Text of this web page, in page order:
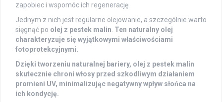
zapobiec i wspomóc ich regenerację.
Jednym z nich jest regularne olejowanie, a szczególnie warto
sięgnąć po olej z pestek malin Ten naturalny olej
charakteryzuje się wyjątkowymi właściwościami
fotoprotekcyjnymi.
Dzięki tworzeniu naturalnej bariery, olej z pestek malin
skutecznie chroni włosy przed szkodliwym działaniem
promieni UV, minimalizując negatywny wpływ słońca na
ich kondycję.